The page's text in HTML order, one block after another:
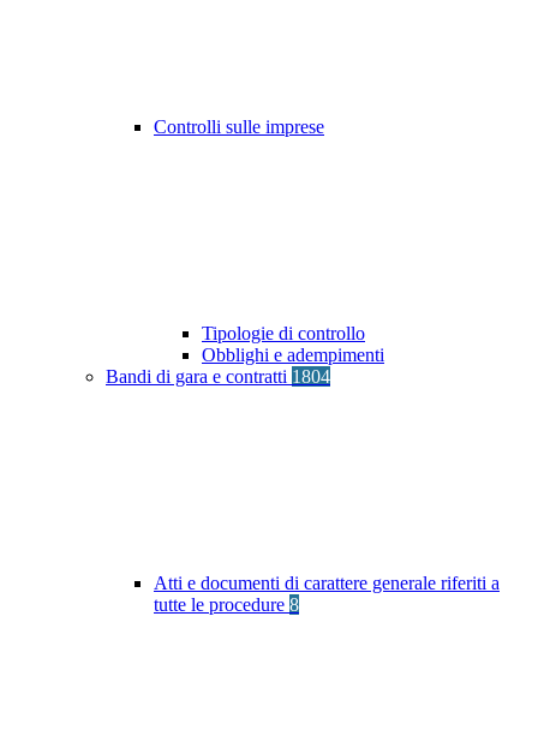
Controlli sulle imprese
Tipologie di controllo
Obblighi e adempimenti
Bandi di gara e contratti 1804
Atti e documenti di carattere generale riferiti a
tutte le procedure 8